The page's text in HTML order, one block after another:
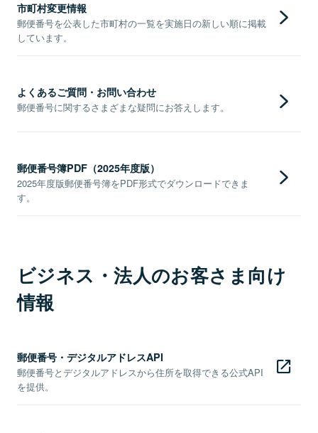
市町村変更情報
郵便番号を公表した市町村の一覧を実施日の新しい順に掲載
しています。
よくあるご質問・お問い合わせ
郵便番号に関するさまざまな疑問にお答えします。
郵便番号簿PDF（2025年度版）
2025年度版郵便番号簿をPDF形式でダウンロードできま
す。
ビジネス・法人のお客さま向け
情報
郵便番号・デジタルアドレスAPI
郵便番号とデジタルアドレスから住所を取得できる公式API
を提供。